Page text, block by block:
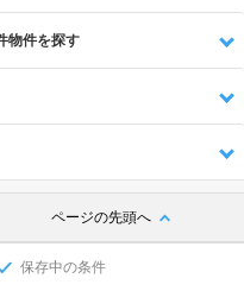
物件を探す
ページの先頭へ
保存中の条件